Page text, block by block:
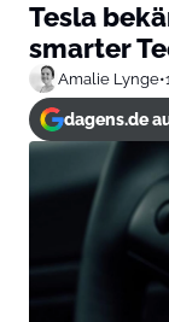
Tesla
smarter
Amalie Lynge•
dagens.de